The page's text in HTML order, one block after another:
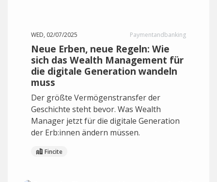
WED, 02/07/2025 Paymentandbanking
Neue Erben, neue Regeln: Wie
sich das Wealth Management für
die digitale Generation wandeln
muss
Der größte Vermögenstransfer der
Geschichte steht bevor. Was Wealth
Manager jetzt für die digitale Generation
der Erb:innen ändern müssen.
Fincite